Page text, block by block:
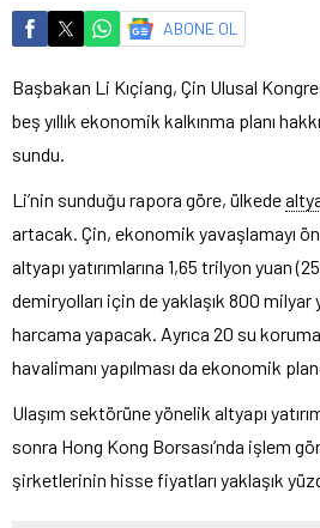
ABONE OL
Başbakan Li Kıçiang, Çin Ulusal
beş yıllık ekonomik kalkınma planı
sundu.
Li’nin sunduğu rapora göre, ülkede
artacak. Çin, ekonomik yavaşlamayı
altyapı yatırımlarına 1,65 trilyon yuan
demiryolları için de yaklaşık 800 milyar
harcama yapacak. Ayrıca 20 su
havalimanı yapılması da ekonomik
Ulaşım sektörüne yönelik altyapı
sonra Hong Kong Borsası’nda işlem
şirketlerinin hisse fiyatları yaklaşık